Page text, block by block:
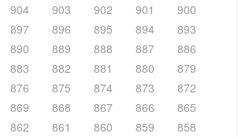
904 903 902 901
900
897 896 895 894
893
890 889 888 887
886
883 882 881 880
879
876 875 874 873
872
869 868 867 866
865
862 861 860 859
858